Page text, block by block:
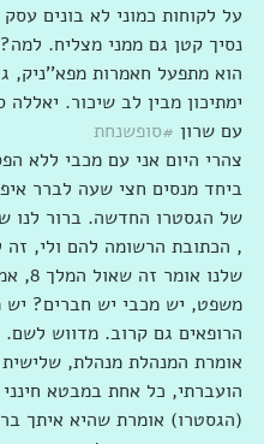
על לקוחות כמוני לא בונים
נסיך קטן גם ממני מצליח.
הוא מתפעל חאמרות מפא''ניק,
ימתיכון מבין לב שיכור. יאללה
עם שרון #סופשנחת
צהרי היום אני עם מכבי ללא
ביחד מנסים חצי שעה לברר
, הכתובת הרשומה להם ולי, זה
שלנו
משפט, יש מכבי יש חברים? יש
הרופאים גם קרוב. מדווש
אומרת המנהלת מנהלת,
הועברתי, כל אחת במבטא
(הגסטרו) אומרת שהיא איתך